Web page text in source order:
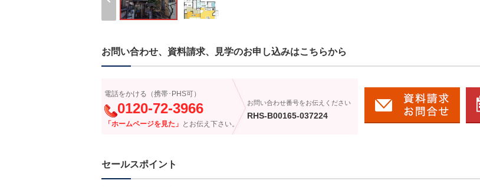
お問い合わせ、資料請求、見学のお申し込みはこちらから
電話をかける（携帯･PHS可）
0120-72-3966
「ホームページを見た」 とお伝え下さい。
お問い合わせ番号をお伝えください
RHS-B00165-037224
セールスポイント